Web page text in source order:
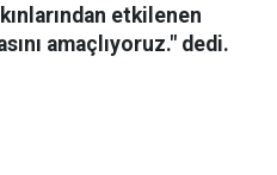
etkilenen
amaçlıyoruz." dedi.